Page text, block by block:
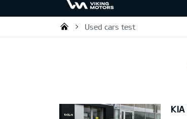
Viking Motors - Kia
Used cars test
KIA